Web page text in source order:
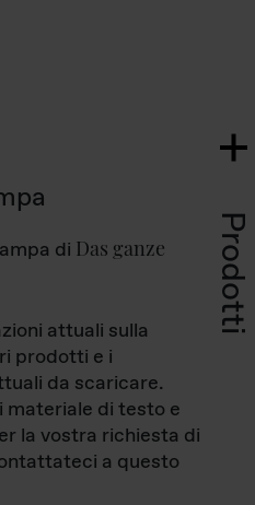
Prodotti
di Das ganze
attuali sulla
prodotti e i
da scaricare.
materiale di testo e
la vostra richiesta di
a questo